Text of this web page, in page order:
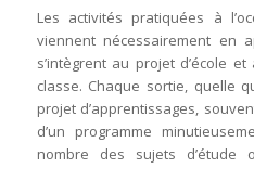
Les activités pratiquées à
viennent nécessairement en
s’intègrent au projet d’école
classe. Chaque sortie, quelle
projet d’apprentissages,
d’un programme
nombre des sujets d’étude